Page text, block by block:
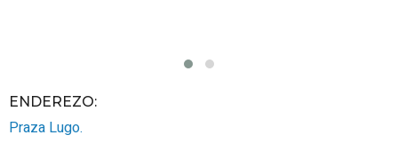
ENDEREZO:
Praza Lugo.